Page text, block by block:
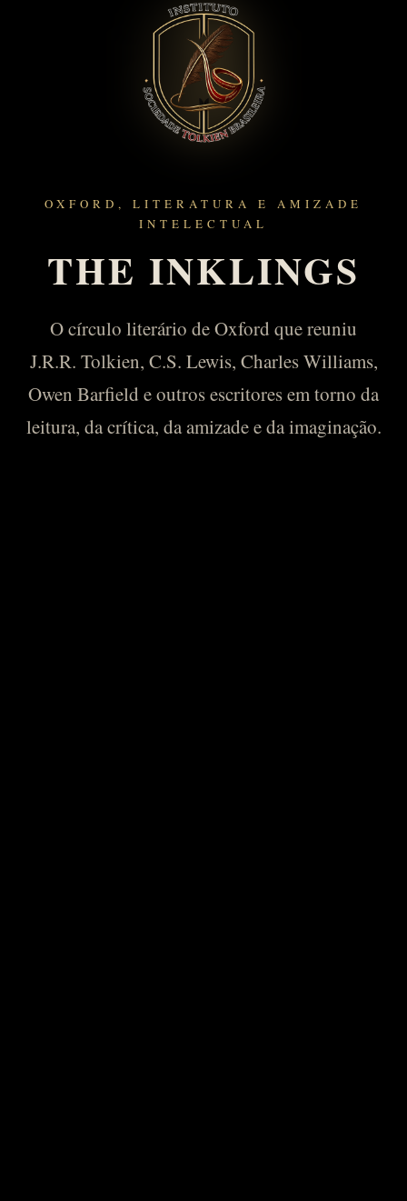
OXFORD, LITERATURA E AMIZADE
INTELECTUAL
THE INKLINGS
O círculo literário de Oxford que reuniu
J.R.R. Tolkien, C.S. Lewis, Charles Williams,
Owen Barfield e outros escritores em torno da
leitura, da crítica, da amizade e da imaginação.